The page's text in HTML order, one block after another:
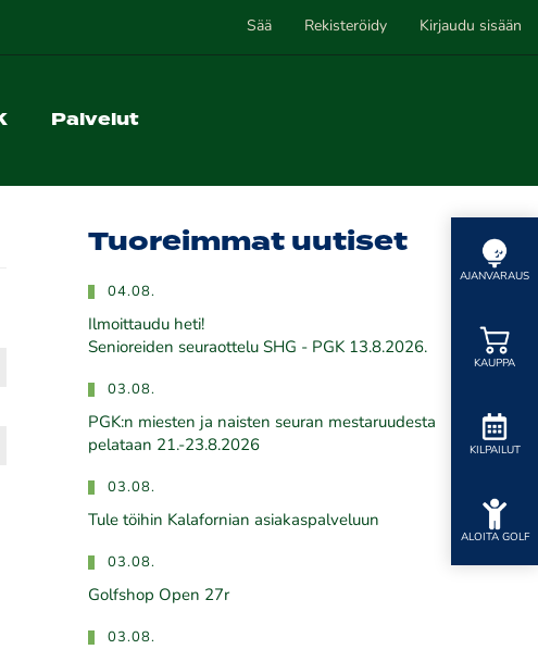
Sää Rekisteröidy Kirjaudu sisään
Palvelut
AJANVARAUS
KAUPPA
KILPAILUT
ALOITA GOLF
Tuoreimmat uutiset
04.08.
Ilmoittaudu heti!
​​​​​​​Senioreiden seuraottelu SHG - PGK 13.8.2026.
03.08.
PGK:n miesten ja naisten seuran mestaruudesta
pelataan 21.-23.8.2026
03.08.
Tule töihin Kalafornian asiakaspalveluun
03.08.
Golfshop Open 27r
03.08.